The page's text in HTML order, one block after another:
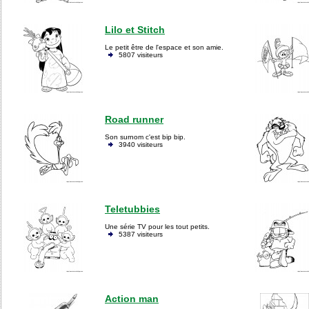
Lilo et Stitch
Le petit être de l'espace et son amie.
5807 visiteurs
Road runner
Son surnom c'est bip bip.
3940 visiteurs
Teletubbies
Une série TV pour les tout petits.
5387 visiteurs
Action man